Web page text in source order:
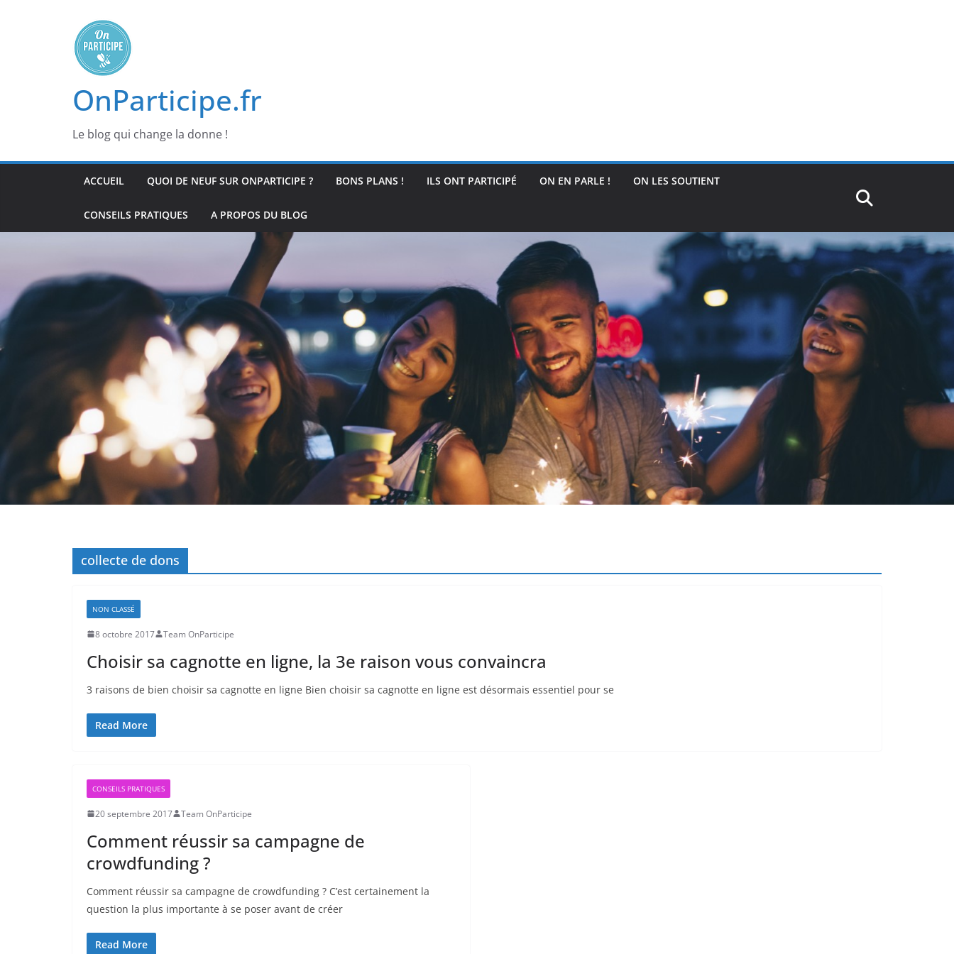
OnParticipe.fr
Le blog qui change la donne !
ACCUEIL QUOI DE NEUF SUR ONPARTICIPE ? BONS PLANS ! ILS ONT PARTICIPÉ ON EN PARLE ! ON LES SOUTIENT
CONSEILS PRATIQUES A PROPOS DU BLOG
collecte de dons
NON CLASSÉ
8 octobre 2017 Team OnParticipe
Choisir sa cagnotte en ligne, la 3e raison vous convaincra
3 raisons de bien choisir sa cagnotte en ligne Bien choisir sa cagnotte en ligne est désormais essentiel pour se
Read More
CONSEILS PRATIQUES
20 septembre 2017 Team OnParticipe
Comment réussir sa campagne de
crowdfunding ?
Comment réussir sa campagne de crowdfunding ? C’est certainement la
question la plus importante à se poser avant de créer
Read More